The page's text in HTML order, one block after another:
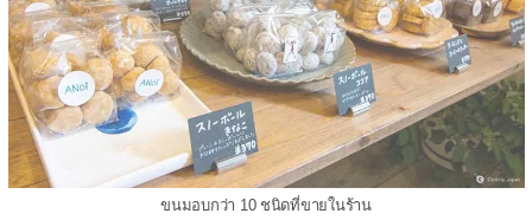
ขนมอบกว่า 10 ชนิดที่ขายในร้าน